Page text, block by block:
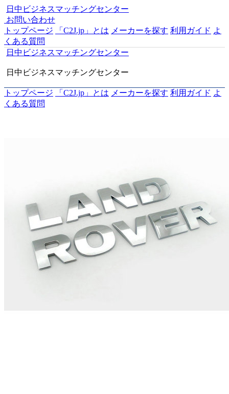
日中ビジネスマッチングセンター
お問い合わせ
トップページ
「C2J.jp」とは メーカーを探す 利用ガイド よ
くある質問
日中ビジネスマッチングセンター
日中ビジネスマッチングセンター
トップページ 「C2J.jp」とは メーカーを探す 利用ガイド よ
くある質問